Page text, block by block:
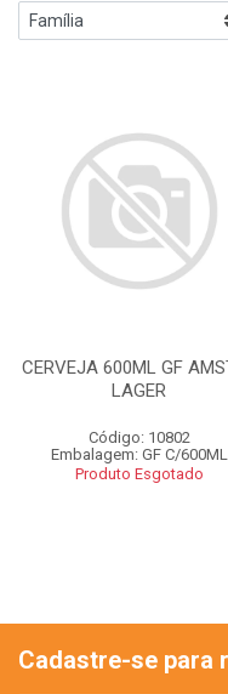
CERVEJA 600ML GF
LAGER
Código: 10802
Embalagem: GF C/600ML
Produto Esgotado
Cadastre-se para